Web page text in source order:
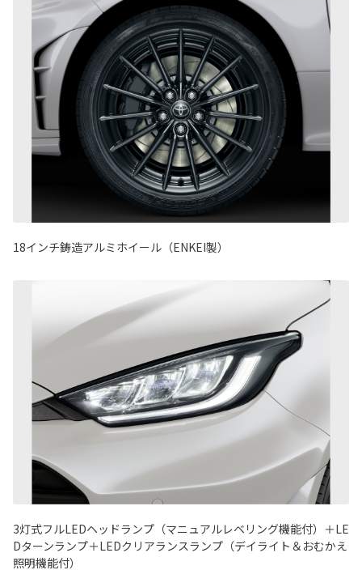
18インチ鋳造アルミホイール（ENKEI製）
3灯式フルLEDヘッドランプ（マニュアルレベリング機能付）＋LE
Dターンランプ＋LEDクリアランスランプ（デイライト＆おむかえ
照明機能付）